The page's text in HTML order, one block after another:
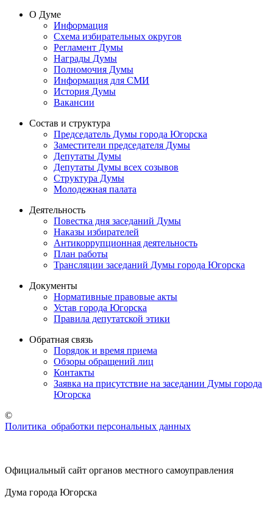
О Думе
Информация
Схема избирательных округов
Регламент Думы
Награды Думы
Полномочия Думы
Информация для СМИ
История Думы
Вакансии
Состав и структура
Председатель Думы города Югорска
Заместители председателя Думы
Депутаты Думы
Депутаты Думы всех созывов
Структура Думы
Молодежная палата
Деятельность
Повестка дня заседаний Думы
Наказы избирателей
Антикоррупционная деятельность
План работы
Трансляции заседаний Думы города Югорска
Документы
Нормативные правовые акты
Устав города Югорска
Правила депутатской этики
Обратная связь
Порядок и время приема
Обзоры обращений лиц
Контакты
Заявка на присутствие на заседании Думы города
Югорска
©
Политика обработки персональных данных
Официальный сайт органов местного самоуправления
Дума города Югорска